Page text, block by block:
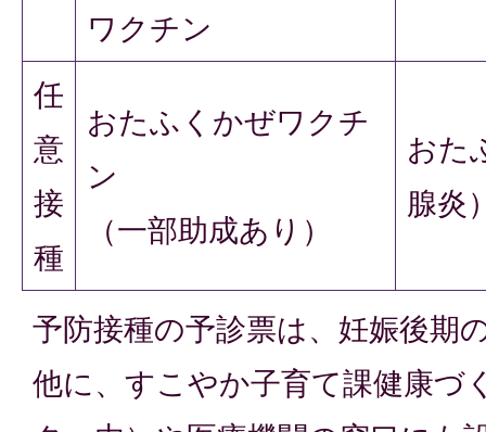
ワクチン
任
意
接
種
おたふくかぜワクチ
ン
（一部助成あり）
おた
腺炎
予防接種の予診票は、妊娠後期
他に、すこやか子育て課健康づ